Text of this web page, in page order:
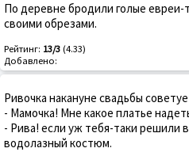
По деревне бродили голые евреи-
своими обрезами.
Рейтинг: 13/3 (4.33)
Добавлено:
Ривочка накануне свадьбы
- Мамочка! Мне какое платье
- Рива! если уж тебя-таки решили
водолазный костюм.